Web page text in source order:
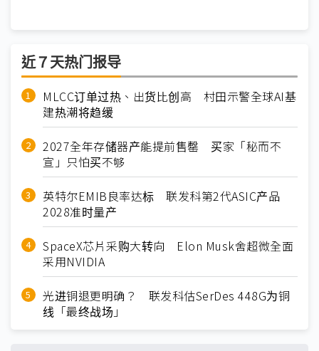
近７天热门报导
MLCC订单过热、出货比创高 村田示警全球AI基
建热潮将趋缓
2027全年存储器产能提前售罄 买家「秘而不
宣」只怕买不够
英特尔EMIB良率达标 联发科第2代ASIC产品
2028准时量产
SpaceX芯片采购大转向 Elon Musk舍超微全面
采用NVIDIA
光进铜退更明确？ 联发科估SerDes 448G为铜
线「最终战场」